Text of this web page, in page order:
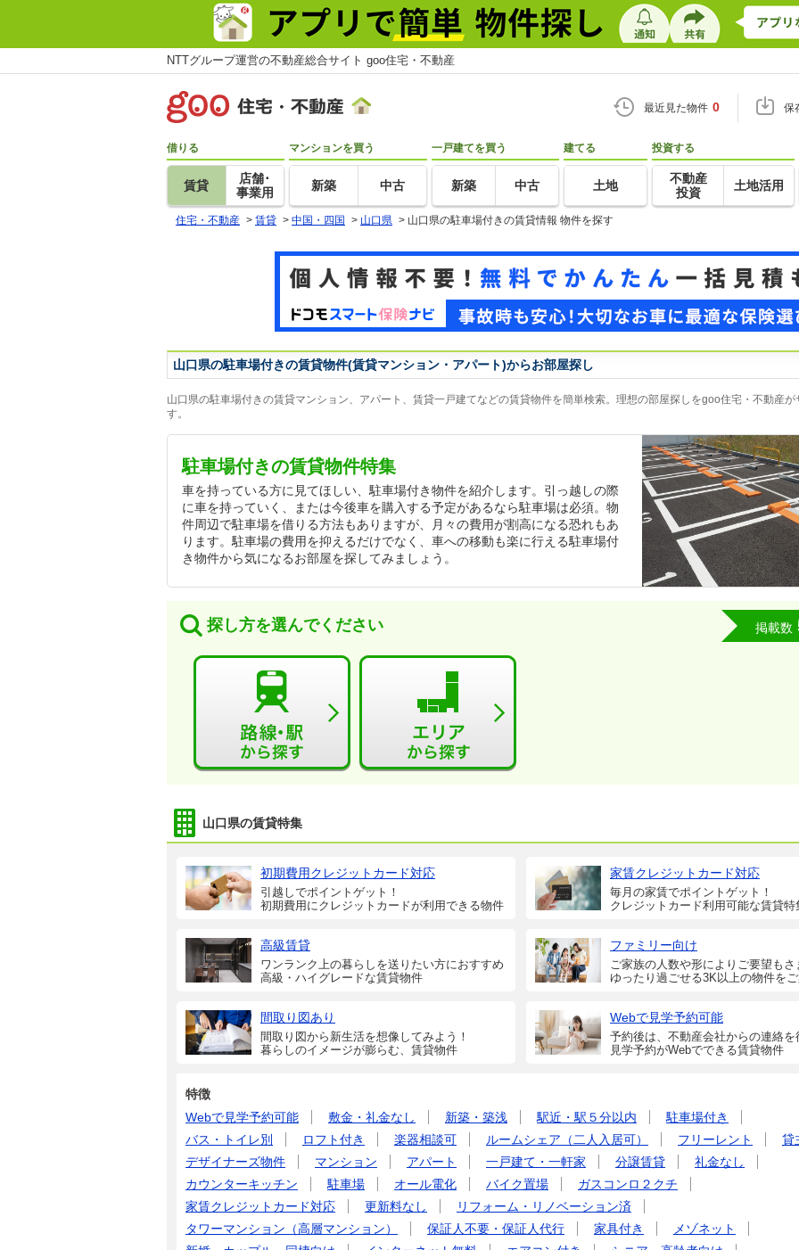
NTTグループ運営の不動産総合サイト goo住宅・不動産
最近見た物件 0 保
借りる
賃貸
店舗･
事業用
マンションを買う
新築 中古
一戸建てを買う
新築 中古
建てる
土地
投資する
不動産
投資
土地活用
住宅・不動産 > 賃貸 > 中国・四国 > 山口県 > 山口県の駐車場付きの賃貸情報 物件を探す
山口県の駐車場付きの賃貸物件(賃貸マンション・アパート)からお部屋探し
山口県の駐車場付きの賃貸マンション、アパート、賃貸一戸建てなどの賃貸物件を簡単検索。理想の部屋探しをgoo住宅・不動産が
す。
駐車場付きの賃貸物件特集
車を持っている方に見てほしい、駐車場付き物件を紹介します。引っ越しの際
に車を持っていく、または今後車を購入する予定があるなら駐車場は必須。物
件周辺で駐車場を借りる方法もありますが、月々の費用が割高になる恐れもあ
ります。駐車場の費用を抑えるだけでなく、車への移動も楽に行える駐車場付
き物件から気になるお部屋を探してみましょう。
探し方を選んでください 掲載数
山口県の賃貸特集
初期費用クレジットカード対応
引越しでポイントゲット！
初期費用にクレジットカードが利用できる物件
家賃クレジットカード対応
毎月の家賃でポイントゲット！
クレジットカード利用可能な賃貸特
高級賃貸
ワンランク上の暮らしを送りたい方におすすめ
高級・ハイグレードな賃貸物件
ファミリー向け
ご家族の人数や形によりご要望もさ
ゆったり過ごせる3K以上の物件をご
間取り図あり
間取り図から新生活を想像してみよう！
暮らしのイメージが膨らむ、賃貸物件
Webで見学予約可能
予約後は、不動産会社からの連絡を
見学予約がWebでできる賃貸物件
特徴
Webで見学予約可能
敷金・礼金なし 新築・築浅 駅近・駅５分以内
駐車場付き
バス・トイレ別
ロフト付き 楽器相談可 ルームシェア（二人入居可） フリーレント
貸
デザイナーズ物件
マンション アパート 一戸建て・一軒家 分譲賃貸
礼金なし
カウンターキッチン
駐車場 オール電化 バイク置場
ガスコンロ２クチ
家賃クレジットカード対応
更新料なし
リフォーム・リノベーション済
タワーマンション（高層マンション）
保証人不要・保証人代行 家具付き
メゾネット